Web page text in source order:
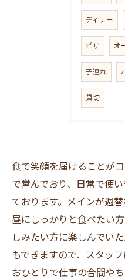
ディナー
ピザ オ
子連れ
貸切
食で笑顔を届けることが
で営んでおり、日常で使
ております。メインが週
昼にしっかりと食べたい
しみたい方に楽しんでい
もできますので、スタッ
おひとりで仕事の合間や